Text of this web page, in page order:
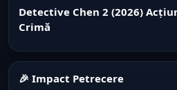
Detective Chen 2 (2026)
Crimă
🎉 Impact Petrecere